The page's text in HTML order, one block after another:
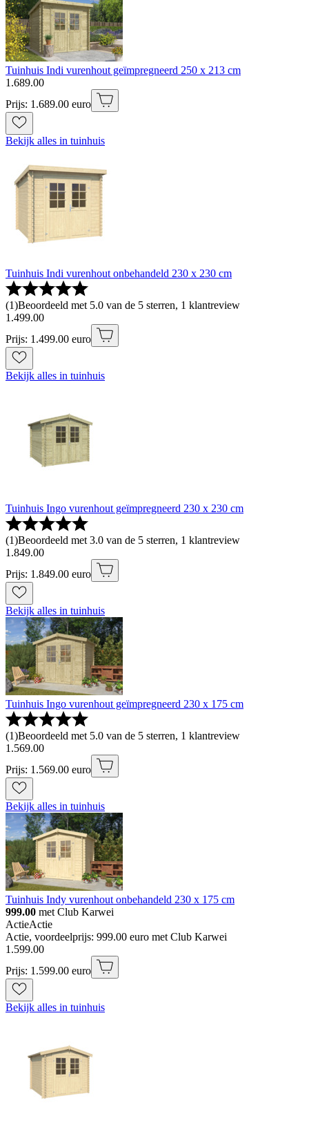
Tuinhuis Indi vurenhout geïmpregneerd 250 x 213 cm
1 .689.00
Prijs: 1.689.00 euro
Bekijk alles in tuinhuis
Tuinhuis Indi vurenhout onbehandeld 230 x 230 cm
(1)Beoordeeld met 5.0 van de 5 sterren, 1 klantreview
1 .499.00
Prijs: 1.499.00 euro
Bekijk alles in tuinhuis
Tuinhuis Ingo vurenhout geïmpregneerd 230 x 230 cm
(1)Beoordeeld met 3.0 van de 5 sterren, 1 klantreview
1 .849.00
Prijs: 1.849.00 euro
Bekijk alles in tuinhuis
Tuinhuis Ingo vurenhout geïmpregneerd 230 x 175 cm
(1)Beoordeeld met 5.0 van de 5 sterren, 1 klantreview
1 .569.00
Prijs: 1.569.00 euro
Bekijk alles in tuinhuis
Tuinhuis Indy vurenhout onbehandeld 230 x 175 cm
999.00 met Club Karwei
ActieActie
Actie, voordeelprijs: 999.00 euro met Club Karwei
1 .599.00
Prijs: 1.599.00 euro
Bekijk alles in tuinhuis